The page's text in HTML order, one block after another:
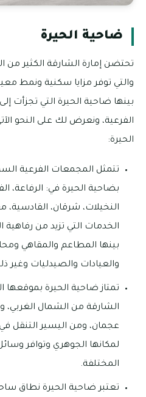
ضاحية الحيرة
تحتضن إمارة الشارقة الكثير من
والتي توفر مزايا سكنية ونمط
الفرعية، ونعرض لك على النحو
الحيرة:
تتمثل المجمعات الفرعية
بضاحية الحيرة في: الرفاعة،
النخيلات، شرقان، القادسية،
الخدمات التي تزيد من
بينها المطاعم والمقاهي
والعيادات والصيدليات وغير
تمتاز ضاحية الحيرة
الشارقة من الشمال الغربي،
عجمان، ومن اليسير التنقل في
لمكانها الجوهري وتوافر
المختلفة.
تعتبر ضاحية الحيرة نطاق